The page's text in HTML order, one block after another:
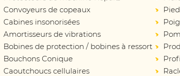
Convoyeurs de copeaux
Cabines insonorisées
Amortisseurs de vibrations
Bobines de protection / bobines à ressort
Bouchons Conique
Caoutchoucs cellulaires